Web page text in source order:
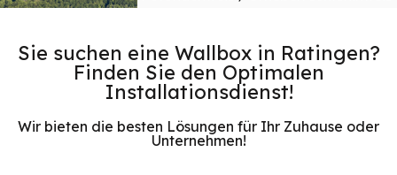
Sie suchen eine Wallbox in Ratingen?
Finden Sie den Optimalen
Installationsdienst!
Wir bieten die besten Lösungen für Ihr Zuhause oder
Unternehmen!